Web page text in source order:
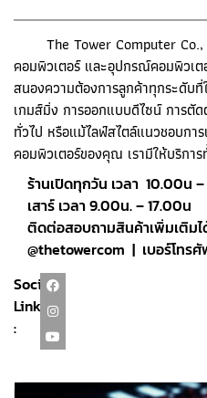
The Tower Computer Co.,
คอมพิวเตอร์ และอุปกรณ์คอมพิว
สนองความต้องการลูกค้าทุกระดับที่
เกมส์มิ่ง การออกแบบดีไซน์ การตั
ทั่วไป หรือแม้ไลฟ์สไตล์แนวชอบก
คอมพิวเตอร์ของคุณ เรามีให้บริกา
ร้านเปิดทุกวัน เวลา 10.00น
เสาร์ เวลา 9.00น. – 17.00น
ติดต่อสอบถามสินค้าเพิ่มเติมไ
@thetowercom | เบอร์โทร
Social
Link
: